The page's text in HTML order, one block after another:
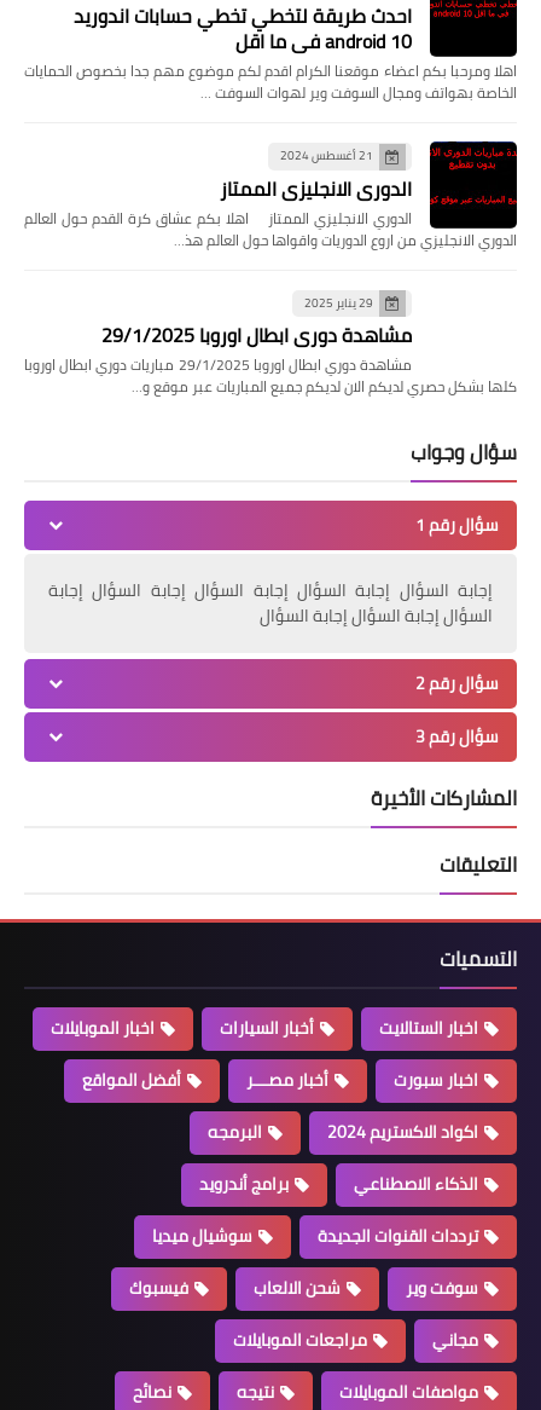
احدث طريقة لتخطي تخطي حسابات اندوريد
android 10 في ما اقل
اهلا ومرحبا بكم اعضاء موقعنا الكرام اقدم لكم موضوع مهم جدا بخصوص الحمايات
الخاصة بهواتف ومجال السوفت وير لهوات السوفت …
21 أغسطس 2024
الدوري الانجليزي الممتاز
الدوري الانجليزي الممتاز اهلا بكم عشاق كرة القدم حول العالم
الدوري الانجليزي من اروع الدوريات واقواها حول العالم هذ…
29 يناير 2025
مشاهدة دوري ابطال اوروبا 29/1/2025
مشاهدة دوري ابطال اوروبا 29/1/2025 مباريات دوري ابطال اوروبا
كلها بشكل حصري لديكم الان لديكم جميع المباريات عبر موقع و…
سؤال وجواب
سؤال رقم 1
إجابة السؤال إجابة السؤال إجابة السؤال إجابة السؤال إجابة
السؤال إجابة السؤال إجابة السؤال
سؤال رقم 2
سؤال رقم 3
المشاركات الأخيرة
التعليقات
التسميات
اخبار الستالايت أخبار السيارات
اخبار الموبايلات
اخبار سبورت
أخبار مصـــر
أفضل المواقع
اكواد الاكستريم 2024
البرمجه
الذكاء الاصطناعي
برامج أندرويد
ترددات القنوات الجديدة
سوشيال ميديا
سوفت وير
شحن الالعاب
فيسبوك
مجاني
مراجعات الموبايلات
مواصفات الموبايلات
نتيجه نصائح